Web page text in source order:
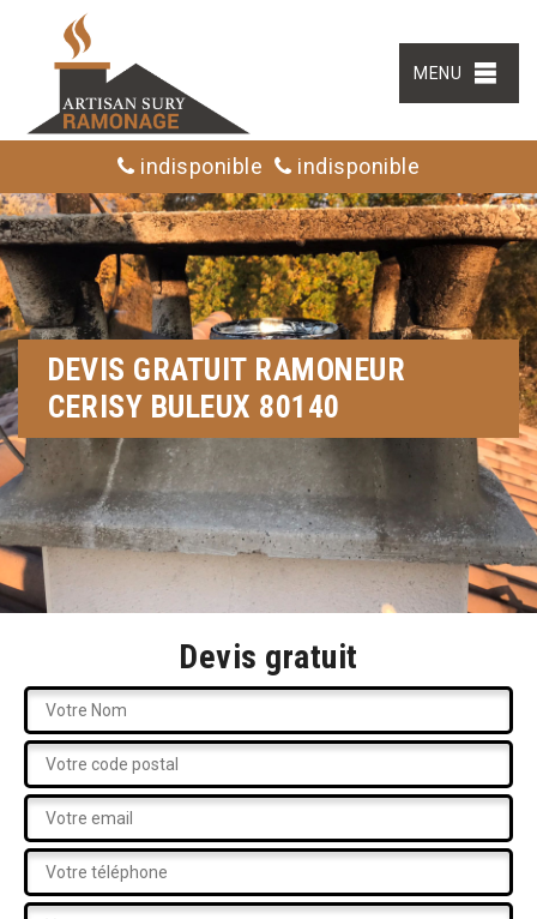
MENU
indisponible indisponible
DEVIS GRATUIT RAMONEUR
CERISY BULEUX 80140
Devis gratuit